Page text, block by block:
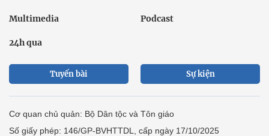
Multimedia Podcast
24h qua
Tuyến bài Sự kiện
Cơ quan chủ quản: Bộ Dân tộc và Tôn giáo
Số giấy phép: 146/GP-BVHTTDL, cấp ngày 17/10/2025